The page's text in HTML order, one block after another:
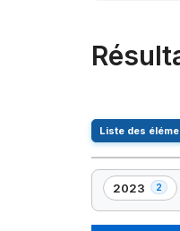
Liste des
2023 2
,
2